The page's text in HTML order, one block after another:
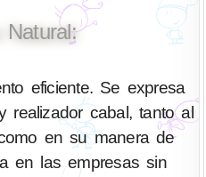
Natural:
eficiente. Se expresa
realizador cabal, tanto al
en su manera de
en las empresas sin